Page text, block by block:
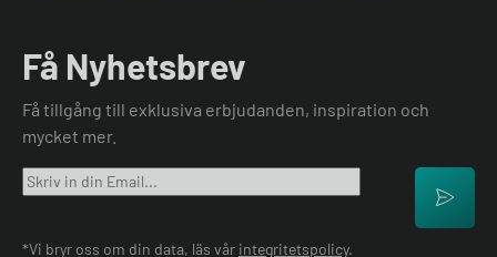
Få Nyhetsbrev
Få tillgång till exklusiva erbjudanden, inspiration och
mycket mer.
*Vi bryr oss om din data, läs vår integritetspolicy.